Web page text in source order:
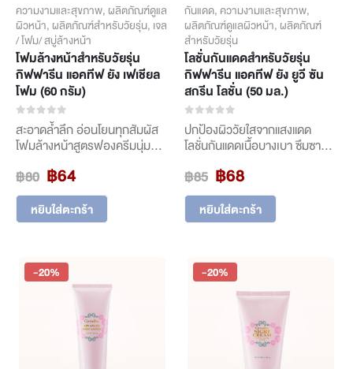
ความงามและสุขภาพ, ผลิตภัณฑ์ดูแล
ผิวหน้า, ผลิตภัณฑ์สำหรับวัยรุ่น, เจล
/ โฟม/ สบู่ล้างหน้า
โฟมล้างหน้าสำหรับวัยรุ่น
กิฟฟารีน แอคทีฟ ยัง เฟเชียล
โฟม (60 กรัม)
out of 5
สะอาดล้ำลึก อ่อนโยนทุกสัมผัส
โฟมล้างหน้าสูตรฟองครีมนุ่ม
อย่างหมดจด โดยไม่รบกวนน้ำ
หล่อเลี้ยงผิวตามธรรมชาติ ฟอง
โฟมละเอียด ทำความสะอาดลง
ลึกถึงรูขุมขน ช่วยขจัดสิ่งสกปรก
฿80 Original
price
was:
฿80.
฿64Current
price
is:
฿64.
หยิบใส่ตะกร้า
กันแดด, ความงามและสุขภาพ,
ผลิตภัณฑ์ดูแลผิวหน้า, ผลิตภัณฑ์
สำหรับวัยรุ่น
โลชั่นกันแดดสำหรับวัยรุ่น
กิฟฟารีน แอคทีฟ ยัง ยูวี ซัน
สกรีน โลชั่น (50 มล.)
out of 5
ปกป้องผิววัยใสจากแสงแดด
โลชั่นกันแดดเนื้อบางเบา ซึมซาบ
อัลตราไวโอเลต ไม่ให้ผิวคล้ำเสีย
และแห้งกร้าน พร้อมกักเก็บความ
ชุ่มชื่นให้ผิวเปล่งปลั่งกระจ่างใส
เหมาะสำหรับผิวบอบบางและวัย
฿85 Original
price
was:
฿85.
฿68Current
price
is:
฿68.
หยิบใส่ตะกร้า
-20% -20%